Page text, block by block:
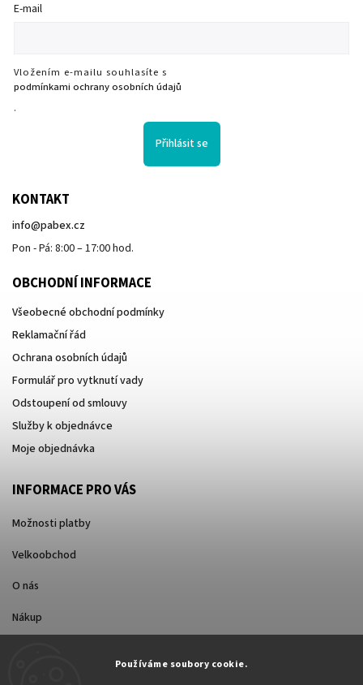
Používáme soubory cookie.
E-mail
Vložením e-mailu souhlasíte s
podmínkami ochrany osobních údajů
.
Přihlásit se
KONTAKT
info@pabex.cz
Pon - Pá: 8:00 – 17:00 hod.
OBCHODNÍ INFORMACE
Všeobecné obchodní podmínky
Reklamační řád
Ochrana osobních údajů
Formulář pro vytknutí vady
Odstoupení od smlouvy
Služby k objednávce
Moje objednávka
INFORMACE PRO VÁS
Možnosti platby
Velkoobchod
O nás
Nákup